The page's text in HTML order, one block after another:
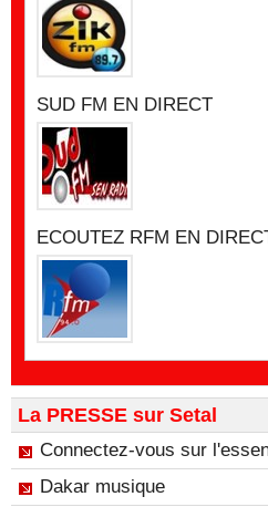
SUD FM EN DIRECT
ECOUTEZ RFM EN
La PRESSE sur Setal
Connectez-vous sur
Dakar musique